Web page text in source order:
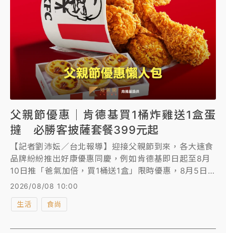
父親節優惠｜肯德基買1桶炸雞送1盒蛋
撻 必勝客披薩套餐399元起
【記者劉沛妘／台北報導】迎接父親節到來，各大速食
品牌紛紛推出好康優惠同慶，例如肯德基即日起至8月
10日推「爸氣加倍，買1桶送1盒」限時優惠，8月5日
還有「上校雞塊買1送1」；必勝客今年父親節套餐則以
餐加碼送李多慧聯名「戀愛御守」。《知新聞》為您整
2026/08/08 10:00
生活 食尚